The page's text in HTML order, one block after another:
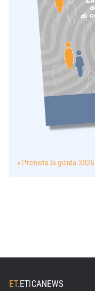
» Prenota la guida 2026
ET.ETICANEWS